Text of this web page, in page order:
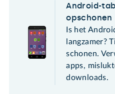
Android-
opschonen
Is het
langzamer?
schonen.
apps,
downloads.